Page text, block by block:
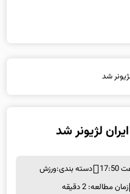
شد
لژیونر شد
دسته بندی:ورزش
زمان مطالعه: 2 دقیقه